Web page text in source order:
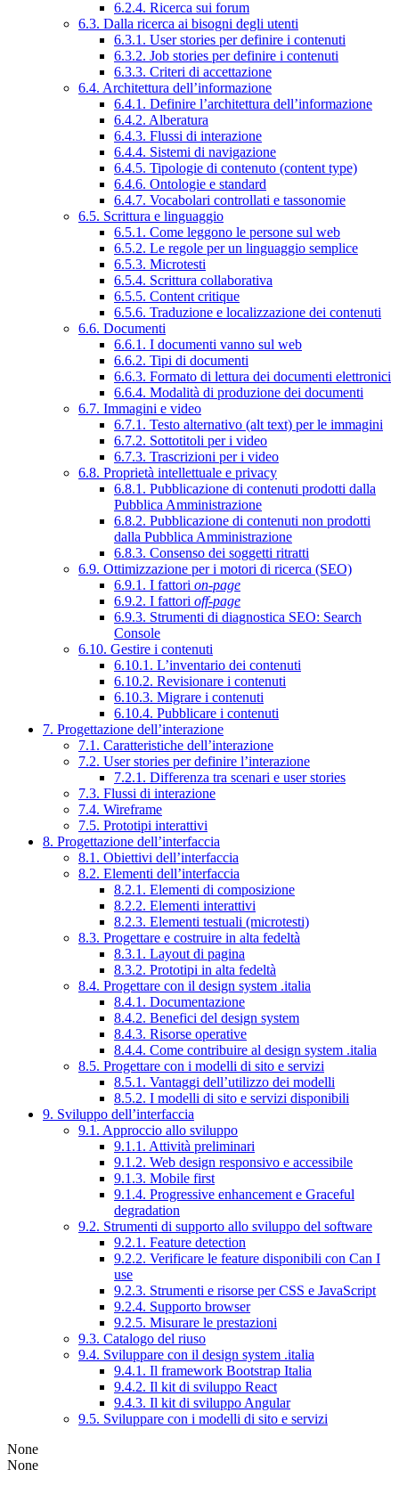
6.2.4. Ricerca sui forum
6.3. Dalla ricerca ai bisogni degli utenti
6.3.1. User stories per definire i contenuti
6.3.2. Job stories per definire i contenuti
6.3.3. Criteri di accettazione
6.4. Architettura dell’informazione
6.4.1. Definire l’architettura dell’informazione
6.4.2. Alberatura
6.4.3. Flussi di interazione
6.4.4. Sistemi di navigazione
6.4.5. Tipologie di contenuto (content type)
6.4.6. Ontologie e standard
6.4.7. Vocabolari controllati e tassonomie
6.5. Scrittura e linguaggio
6.5.1. Come leggono le persone sul web
6.5.2. Le regole per un linguaggio semplice
6.5.3. Microtesti
6.5.4. Scrittura collaborativa
6.5.5. Content critique
6.5.6. Traduzione e localizzazione dei contenuti
6.6. Documenti
6.6.1. I documenti vanno sul web
6.6.2. Tipi di documenti
6.6.3. Formato di lettura dei documenti elettronici
6.6.4. Modalità di produzione dei documenti
6.7. Immagini e video
6.7.1. Testo alternativo (alt text) per le immagini
6.7.2. Sottotitoli per i video
6.7.3. Trascrizioni per i video
6.8. Proprietà intellettuale e privacy
6.8.1. Pubblicazione di contenuti prodotti dalla
Pubblica Amministrazione
6.8.2. Pubblicazione di contenuti non prodotti
dalla Pubblica Amministrazione
6.8.3. Consenso dei soggetti ritratti
6.9. Ottimizzazione per i motori di ricerca (SEO)
6.9.1. I fattori on-page
6.9.2. I fattori off-page
6.9.3. Strumenti di diagnostica SEO: Search
Console
6.10. Gestire i contenuti
6.10.1. L’inventario dei contenuti
6.10.2. Revisionare i contenuti
6.10.3. Migrare i contenuti
6.10.4. Pubblicare i contenuti
7. Progettazione dell’interazione
7.1. Caratteristiche dell’interazione
7.2. User stories per definire l’interazione
7.2.1. Differenza tra scenari e user stories
7.3. Flussi di interazione
7.4. Wireframe
7.5. Prototipi interattivi
8. Progettazione dell’interfaccia
8.1. Obiettivi dell’interfaccia
8.2. Elementi dell’interfaccia
8.2.1. Elementi di composizione
8.2.2. Elementi interattivi
8.2.3. Elementi testuali (microtesti)
8.3. Progettare e costruire in alta fedeltà
8.3.1. Layout di pagina
8.3.2. Prototipi in alta fedeltà
8.4. Progettare con il design system .italia
8.4.1. Documentazione
8.4.2. Benefici del design system
8.4.3. Risorse operative
8.4.4. Come contribuire al design system .italia
8.5. Progettare con i modelli di sito e servizi
8.5.1. Vantaggi dell’utilizzo dei modelli
8.5.2. I modelli di sito e servizi disponibili
9. Sviluppo dell’interfaccia
9.1. Approccio allo sviluppo
9.1.1. Attività preliminari
9.1.2. Web design responsivo e accessibile
9.1.3. Mobile first
9.1.4. Progressive enhancement e Graceful
degradation
9.2. Strumenti di supporto allo sviluppo del software
9.2.1. Feature detection
9.2.2. Verificare le feature disponibili con Can I
use
9.2.3. Strumenti e risorse per CSS e JavaScript
9.2.4. Supporto browser
9.2.5. Misurare le prestazioni
9.3. Catalogo del riuso
9.4. Sviluppare con il design system .italia
9.4.1. Il framework Bootstrap Italia
9.4.2. Il kit di sviluppo React
9.4.3. Il kit di sviluppo Angular
9.5. Sviluppare con i modelli di sito e servizi
None
None